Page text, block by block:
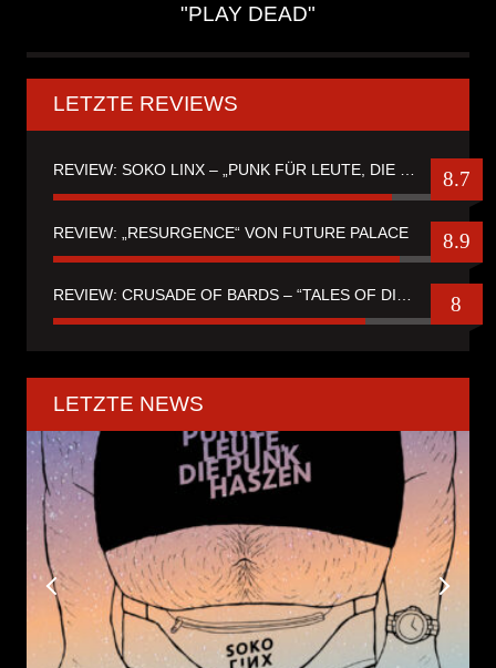
"PLAY DEAD"
LETZTE REVIEWS
REVIEW: SOKO LINX – „PUNK FÜR LEUTE, DIE PUNK HASZEN“ 8.7
REVIEW: „RESURGENCE“ VON FUTURE PALACE 8.9
8
LETZTE NEWS